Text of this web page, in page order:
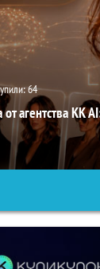
64
агентства KK